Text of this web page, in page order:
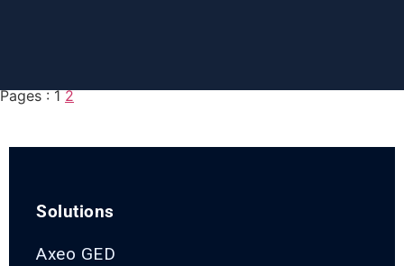
Pages :1 2
Solutions
Axeo GED